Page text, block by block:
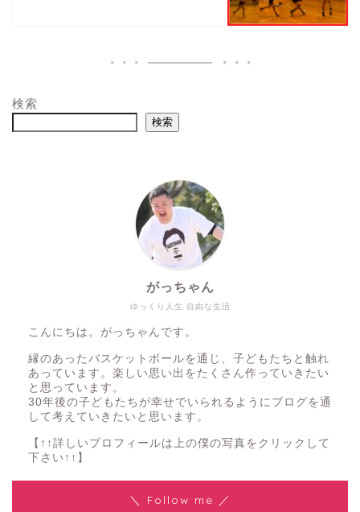
検索
検索
ゆっくり人生 自由な生活
がっちゃん
こんにちは。がっちゃんです。
縁のあったバスケットボールを通じ、子どもたちと触れ
あっています。楽しい思い出をたくさん作っていきたい
と思っています。
30年後の子どもたちが幸せでいられるようにブログを通
して考えていきたいと思います。
【↑↑詳しいプロフィールは上の僕の写真をクリックして
下さい↑↑】
＼ Follow me ／